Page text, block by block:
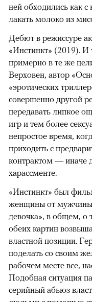
ней обходились как
лакать молоко из
Дебют в режиссуре
«Инстинкт» (2019). И
примерно в те же
Верховен, автор
«эротических
совершенно другой
передавать липкое
игр и тем более
непростое время,
приходить с
контрактом — иначе
харассменте.
«Инстинкт» был
женщины от мужчины
девочка», в общем, о
обеих картин
властной позиции.
поделать со своим
рабочем месте все,
Подобная ситуация
серийный абьюз